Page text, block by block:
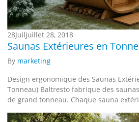
28Juiljuillet 28, 2018
Saunas Extérieures en
By marketing
Design ergonomique des Saunas
Tonneau) Baltresto fabrique des
de grand tonneau. Chaque sauna